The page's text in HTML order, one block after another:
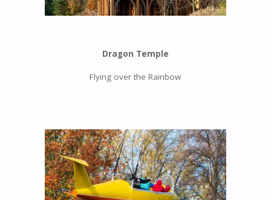
Dragon Temple
Flying over the Rainbow